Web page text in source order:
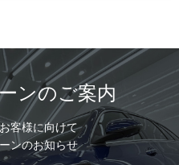
ンのご案内
客様に向けて
ンのお知らせ